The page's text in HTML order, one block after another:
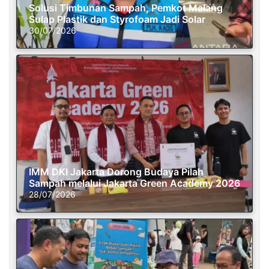
Solusi Timbunan Sampah, Pemkot Malang
Sulap Plastik dan Styrofoam Jadi Solar
30/07/2026
IMM DKI Jakarta Dorong Budaya Pilah
Sampah melalui Jakarta Green Academy 2026
28/07/2026